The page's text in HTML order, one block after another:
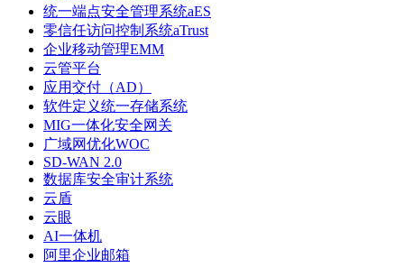
统一端点安全管理系统aES
零信任访问控制系统aTrust
企业移动管理EMM
云管平台
应用交付（AD）
软件定义统一存储系统
MIG一体化安全网关
广域网优化WOC
SD-WAN 2.0
数据库安全审计系统
云盾
云眼
AI一体机
阿里企业邮箱